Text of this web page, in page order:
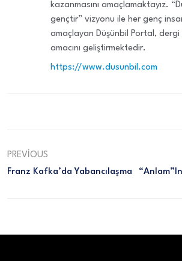
kazanmasını amaçlamaktayız.
gençtir” vizyonu ile her genç
amaçlayan Düşünbil Portal,
amacını geliştirmektedir.
https://www.dusunbil.com
PREVIOUS
Franz Kafka’da Yabancılaşma